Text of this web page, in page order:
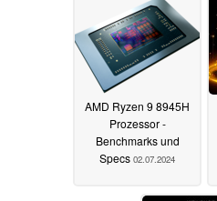
AMD Ryzen 9 8945H
Prozessor -
Benchmarks und
Specs 02.07.2024